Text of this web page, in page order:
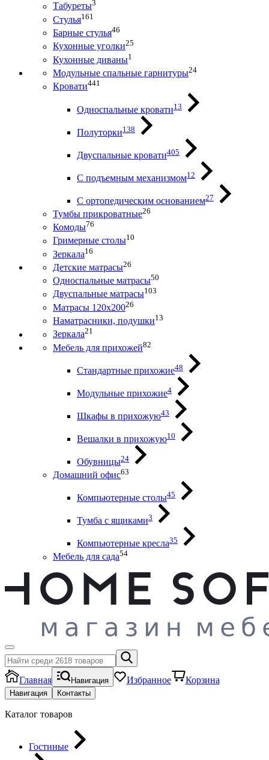
Табуреты3
Стулья161
Барные стулья46
Кухонные уголки25
Кухонные диваны1
Модульные спальные гарнитуры24
Кровати441
Односпальные кровати13
Полуторки138
Двуспальные кровати405
С подъемным механизмом12
С ортопедическим основанием27
Тумбы прикроватные26
Комоды76
Гримерные столы10
Зеркала16
Детские матрасы26
Односпальные матрасы50
Двуспальные матрасы103
Матрасы 120х20026
Наматрасники, подушки13
Зеркала21
Мебель для прихожей82
Стандартные прихожие48
Модульные прихожие4
Шкафы в прихожую43
Вешалки в прихожую10
Обувницы24
Домашний офис63
Компьютерные столы45
Тумба с ящиками3
Компьютерные кресла35
Мебель для сада54
Главная Навигация Избранное Корзина
Навигация Контакты
Каталог товаров
Гостиные